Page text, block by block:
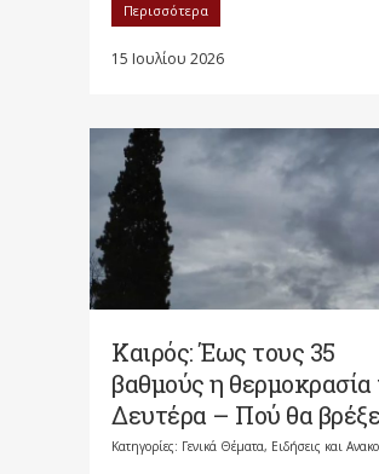
Περισσότερα
15 Ιουλίου 2026
Καιρός: Έως τους 35
βαθμούς η θερμοκρασία
Δευτέρα – Πού θα
Κατηγορίες: Γενικά Θέματα, Ειδήσεις και